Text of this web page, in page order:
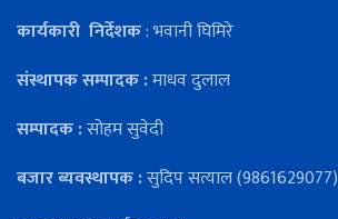
कार्यकारी निर्देशक: भवानी घिमिरे
संस्थापक सम्पादक :माधव दुलाल
सम्पादक :सोहम सुवेदी
बजार ब्यवस्थापक :सुदिप सत्याल (9861629077)